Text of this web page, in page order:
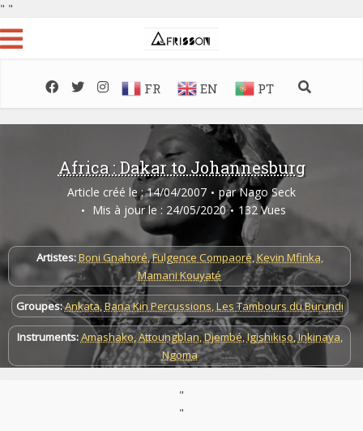
" "
FR EN PT
Africa : Dakar to Johannesburg
Article créé le : 14/04/2007 par Nago Seck
Mis à jour le : 24/05/2020
132 Vues
Artistes:Boni Gnahoré,Fulgence Compaoré,Kevin Mfinka,
Mamani Kouyaté
Groupes:Ankata,Bana Kin Percussions,Les Tambours du Burundi
Instruments:Amashako,Attoungblan,Djembé,Igishikiso,Inkinaya,
Ngoma
Burundi
"
"